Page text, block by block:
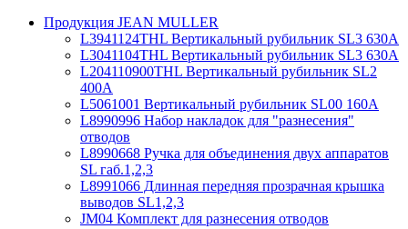
Продукция JEAN MULLER
L3941124THL Вертикальный рубильник SL3 630А
L3041104THL Вертикальный рубильник SL3 630А
L204110900THL Вертикальный рубильник SL2
400А
L5061001 Вертикальный рубильник SL00 160А
L8990996 Набор накладок для "разнесения"
отводов
L8990668 Ручка для объединения двух аппаратов
SL габ.1,2,3
L8991066 Длинная передняя прозрачная крышка
выводов SL1,2,3
JM04 Комплект для разнесения отводов